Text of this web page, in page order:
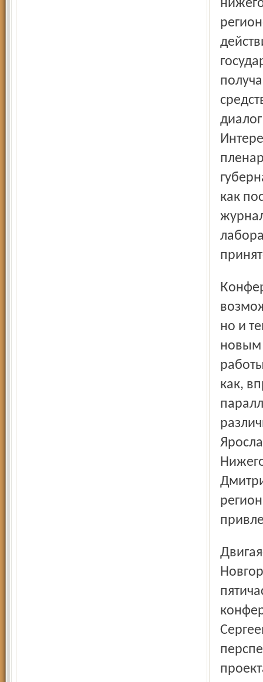
как
Конференции, форумы, симпозиумы полезны не только
но и
новым
как,
Двигаясь по Волге-матушке от столицы до Нижнего